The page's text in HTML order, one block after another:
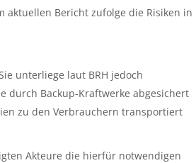
aktuellen Bericht zufolge die Risiken in
unterliege laut BRH jedoch
durch Backup-Kraftwerke abgesichert
zu den Verbrauchern transportiert
Akteure die hierfür notwendigen